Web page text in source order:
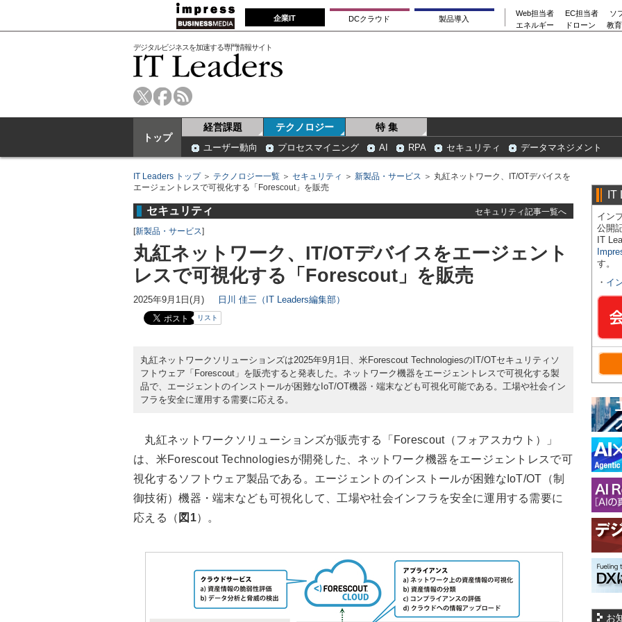
企業IT DCクラウド 製品導入
Web担当者 EC担当者
ソ
エネルギー
ドローン 教
デジタルビジネスを加速する専門情報サイト
トップ
経営課題 テクノロジー 特 集
ユーザー動向 プロセスマイニング AI RPA セキュリティ データマネジメント
IT Leaders トップ＞ テクノロジー一覧 ＞ セキュリティ ＞ 新製品・サービス ＞ 丸紅ネットワーク、IT/OTデバイスを
エージェントレスで可視化する「Forescout」を販売
セキュリティ
セキュリティ記事一覧へ
[新製品・サービス]
丸紅ネットワーク、IT/OTデバイスをエージェント
レスで可視化する「Forescout」を販売
2025年9月1日(月) 日川 佳三（IT Leaders編集部）
リスト
丸紅ネットワークソリューションズは2025年9月1日、米Forescout TechnologiesのIT/OTセキュリティソ
フトウェア「Forescout」を販売すると発表した。ネットワーク機器をエージェントレスで可視化する製
品で、エージェントのインストールが困難なIoT/OT機器・端末なども可視化可能である。工場や社会イン
フラを安全に運用する需要に応える。
丸紅ネットワークソリューションズが販売する「Forescout（フォアスカウト）」
は、米Forescout Technologiesが開発した、ネットワーク機器をエージェントレスで可
視化するソフトウェア製品である。エージェントのインストールが困難なIoT/OT（制
御技術）機器・端末なども可視化して、工場や社会インフラを安全に運用する需要に
応える（ 図1）。
IT
イン
公開
IT
す。
・ イ
お